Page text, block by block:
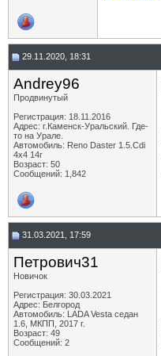
29.11.2020, 18:31
Andrey96
Продвинутый
Регистрация: 18.11.2016
Адрес: г.Каменск-Уральский. Где-
то на Урале.
Автомобиль: Reno Daster 1.5.Cdi
4х4 14г
Возраст: 50
Сообщений: 1,842
31.03.2021, 17:59
Петрович31
Новичок
Регистрация: 30.03.2021
Адрес: Белгород
Автомобиль: LADA Vesta седан
1.6, МКПП, 2017 г.
Возраст: 49
Сообщений: 2